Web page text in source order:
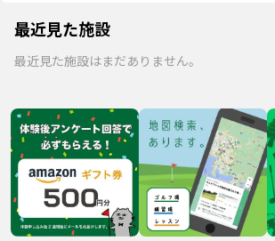
最近見た施設
最近見た施設はまだありません。